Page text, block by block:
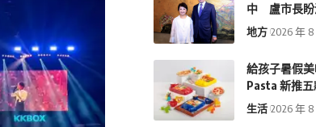
中 盧市長盼
地方 2026 年 8
給孩子暑假
Pasta 新推
生活 2026 年 8